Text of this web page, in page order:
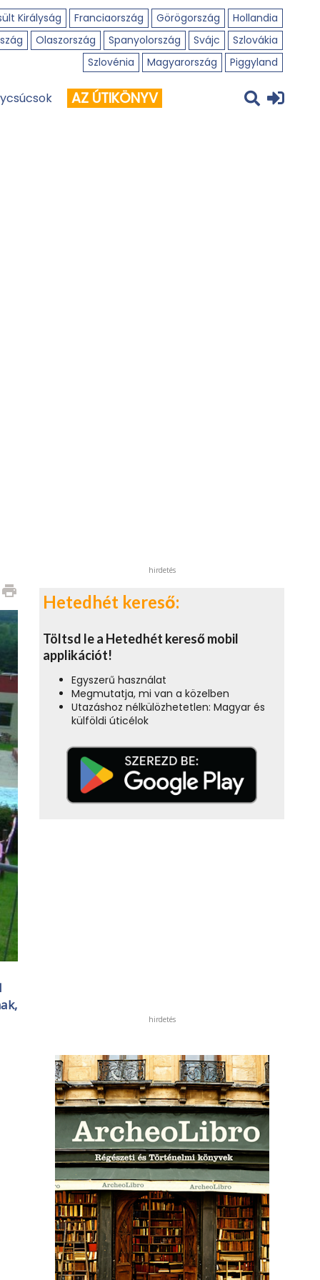
Királyság Franciaország Görögország
Hollandia
Olaszország Spanyolország Svájc
Szlovákia
Szlovénia
Magyarország Piggyland
AZ ÚTIKÖNYV
print
hirdetés
Hetedhét kereső:
Töltsd le a Hetedhét kereső mobil
applikációt!
Egyszerű használat
Megmutatja, mi van a közelben
Utazáshoz nélkülözhetetlen: Magyar és
külföldi úticélok
hirdetés